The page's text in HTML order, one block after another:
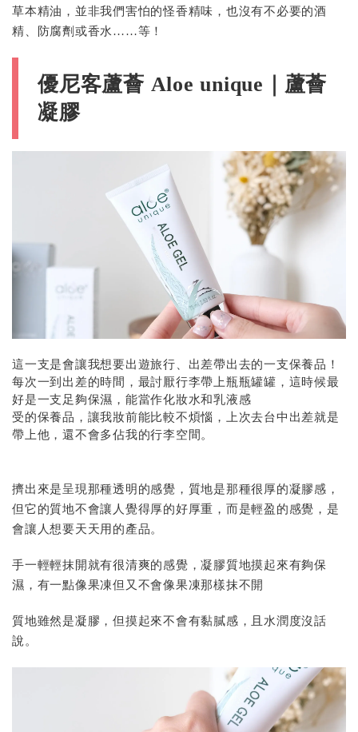
草本精油，並非我們害怕的怪香精味，也沒有不必要的酒
精、防腐劑或香水……等！
優尼客蘆薈 Aloe unique｜蘆薈
凝膠
這一支是會讓我想要出遊旅行、出差帶出去的一支保養品！
每次一到出差的時間，最討厭行李帶上瓶瓶罐罐，這時候最
好是一支足夠保濕，能當作化妝水和乳液感
受的保養品，讓我妝前能比較不煩惱，上次去台中出差就是
帶上他，還不會多佔我的行李空間。
擠出來是呈現那種透明的感覺，質地是那種很厚的凝膠感，
但它的質地不會讓人覺得厚的好厚重，而是輕盈的感覺，是
會讓人想要天天用的產品。
手一輕輕抹開就有很清爽的感覺，凝膠質地摸起來有夠保
濕，有一點像果凍但又不會像果凍那樣抹不開
質地雖然是凝膠，但摸起來不會有黏膩感，且水潤度沒話
說。